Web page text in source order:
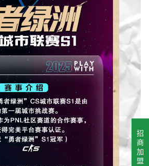
招
商
加
盟